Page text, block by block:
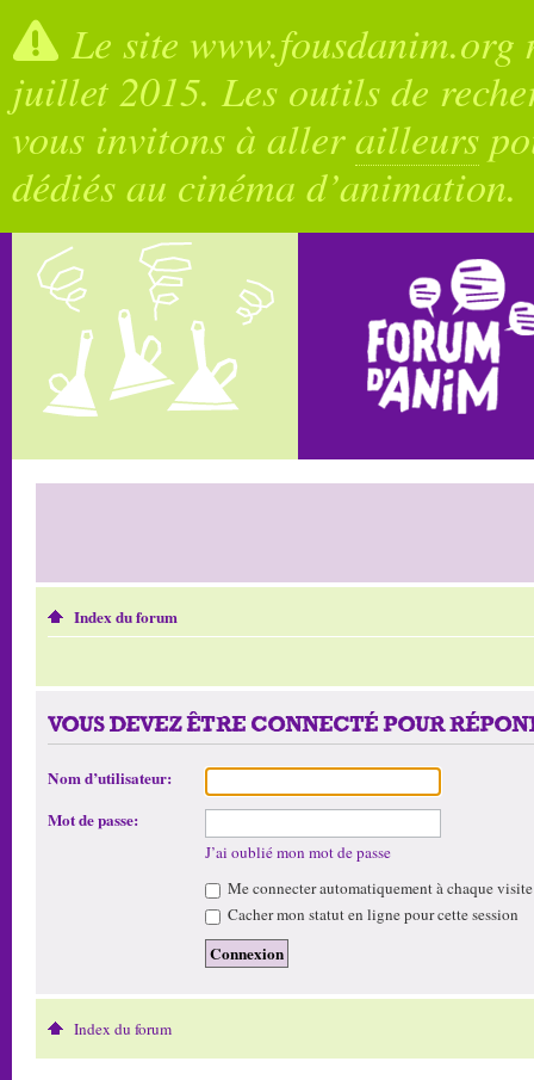
Le site
juillet 2015. Les outils de
vous invitons à allerailleurs
dédiés au cinéma d’animation.
Index du forum
VOUS DEVEZ ÊTRE CONNECTÉ POUR
Nom d’utilisateur:
Mot de passe:
J’ai oublié mon mot de passe
Me connecter automatiquement à chaque visite
Cacher mon statut en ligne pour cette session
Index du forum